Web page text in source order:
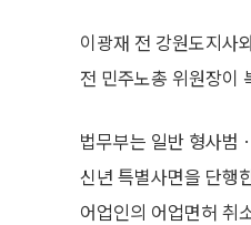
이광재 전 강원도지사
전 민주노총 위원장이
법무부는 일반 형사범
신년 특별사면을 단행
어업인의 어업면허 취